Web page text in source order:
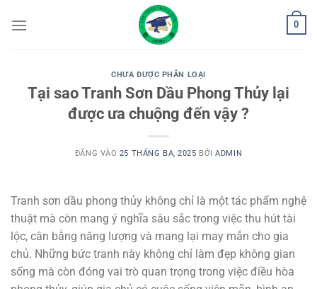
qua
0
CHƯA ĐƯỢC PHÂN LOẠI
Tại sao Tranh Sơn Dầu Phong Thủy lại
được ưa chuộng đến vậy ?
ĐĂNG VÀO 25 THÁNG BA, 2025 BỞIADMIN
Tranh sơn dầu phong thủy không chỉ là một tác phẩm nghệ
thuật mà còn mang ý nghĩa sâu sắc trong việc thu hút tài
lộc, cân bằng năng lượng và mang lại may mắn cho gia
chủ. Những bức tranh này không chỉ làm đẹp không gian
sống mà còn đóng vai trò quan trọng trong việc điều hòa